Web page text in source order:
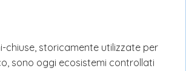
chiuse, storicamente utilizzate per
sono oggi ecosistemi controllati